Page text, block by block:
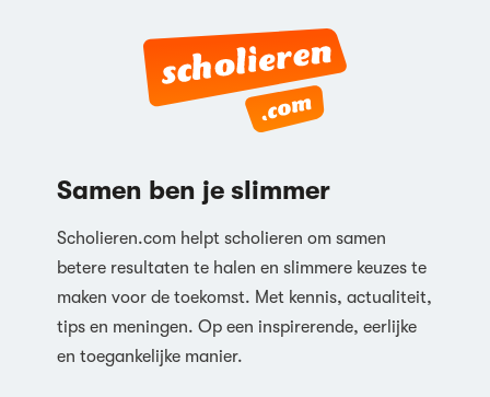
Samen ben je slimmer
Scholieren.com helpt scholieren om samen
betere resultaten te halen en slimmere keuzes te
maken voor de toekomst. Met kennis, actualiteit,
tips en meningen. Op een inspirerende, eerlijke
en toegankelijke manier.